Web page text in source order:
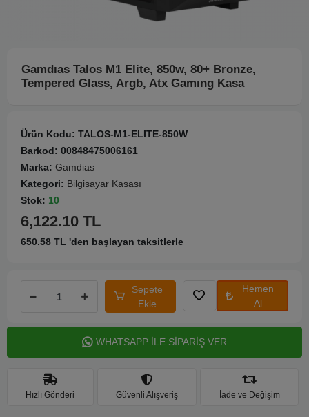
Gamdıas Talos M1 Elite, 850w, 80+ Bronze,
Tempered Glass, Argb, Atx Gamıng Kasa
Ürün Kodu: TALOS-M1-ELITE-850W
Barkod: 00848475006161
Marka: Gamdias
Kategori: Bilgisayar Kasası
Stok: 10
6,122.10 TL
650.58 TL 'den başlayan taksitlerle
Sepete
Ekle
Hemen
Al
WHATSAPP İLE SİPARİŞ VER
Hızlı Gönderi Güvenli Alışveriş İade ve Değişim